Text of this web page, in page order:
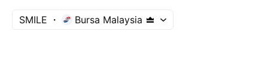
SMILE Bursa Malaysia